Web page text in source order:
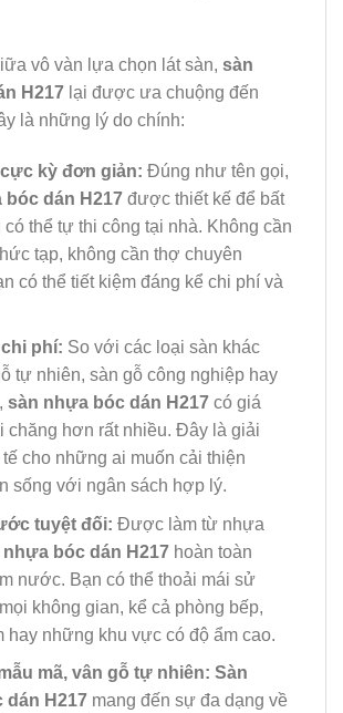
vô vàn lựa chọn lát sàn, sàn
H217 lại được ưa chuộng đến
là những lý do chính:
kỳ đơn giản: Đúng như tên gọi,
dán H217được thiết kế để bất
có thể tự thi công tại nhà. Không cần
tạp, không cần thợ chuyên
có thể tiết kiệm đáng kể chi phí và
phí: So với các loại sàn khác
tự nhiên, sàn gỗ công nghiệp hay
sàn nhựa bóc dán H217có giá
chăng hơn rất nhiều. Đây là giải
cho những ai muốn cải thiện
sống với ngân sách hợp lý.
tuyệt đối: Được làm từ nhựa
nhựa bóc dán H217hoàn toàn
nước. Bạn có thể thoải mái sử
không gian, kể cả phòng bếp,
hay những khu vực có độ ẩm cao.
mã, vân gỗ tự nhiên: Sàn
dán H217mang đến sự đa dạng về